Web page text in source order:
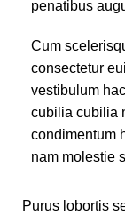
penatibus
Cum
consectetur
vestibulum
cubilia cubilia
condimentum
nam molestie
Purus lobortis